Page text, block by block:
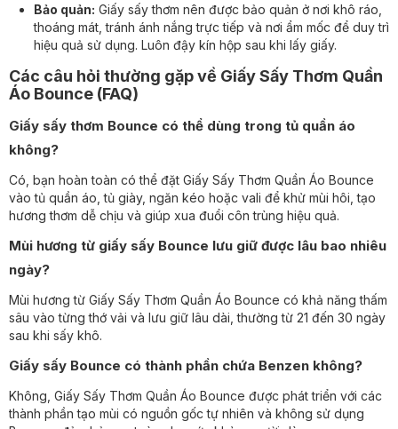
Bảo quản: Giấy sấy thơm nên được bảo quản ở nơi khô ráo,
thoáng mát, tránh ánh nắng trực tiếp và nơi ẩm mốc để duy trì
hiệu quả sử dụng. Luôn đậy kín hộp sau khi lấy giấy.
Các câu hỏi thường gặp về Giấy Sấy Thơm Quần
Áo Bounce (FAQ)
Giấy sấy thơm Bounce có thể dùng trong tủ quần áo
không?
Có, bạn hoàn toàn có thể đặt Giấy Sấy Thơm Quần Áo Bounce
vào tủ quần áo, tủ giày, ngăn kéo hoặc vali để khử mùi hôi, tạo
hương thơm dễ chịu và giúp xua đuổi côn trùng hiệu quả.
Mùi hương từ giấy sấy Bounce lưu giữ được lâu bao nhiêu
ngày?
Mùi hương từ Giấy Sấy Thơm Quần Áo Bounce có khả năng thấm
sâu vào từng thớ vải và lưu giữ lâu dài, thường từ 21 đến 30 ngày
sau khi sấy khô.
Giấy sấy Bounce có thành phần chứa Benzen không?
Không, Giấy Sấy Thơm Quần Áo Bounce được phát triển với các
thành phần tạo mùi có nguồn gốc tự nhiên và không sử dụng